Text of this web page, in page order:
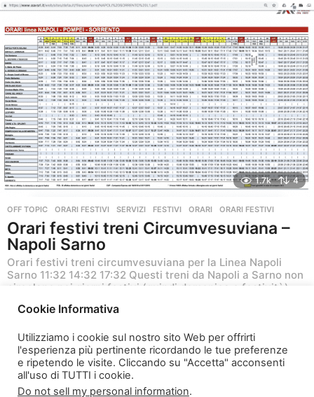
1.7k 4
OFF TOPIC ,ORARI FESTIVI ,SERVIZI FESTIVI ,ORARI ,ORARI FESTIVI
Orari festivi treni Circumvesuviana –
Napoli Sarno
Orari festivi treni circumvesuviana per la Linea Napoli
Sarno 11:32 14:32 17:32 Questi treni da Napoli a Sarno non
circolano nei giorni festivi (quindi domenica e festività)
7 anni ago6
n
n
i
a
Cookie Informativa
Utilizziamo i cookie sul nostro sito Web per offrirti
l'esperienza più pertinente ricordando le tue preferenze
e ripetendo le visite. Cliccando su "Accetta" acconsenti
all'uso di TUTTI i cookie.
Do not sell my personal information.